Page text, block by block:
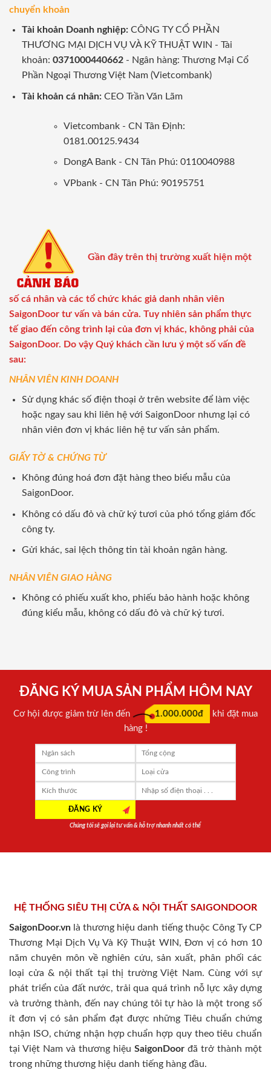
chuyển khoản
Tài khoản Doanh nghiệp:CÔNG TY CỔ PHẦN
THƯƠNG MẠI DỊCH VỤ VÀ KỸ THUẬT WIN - Tài
khoản: 0371000440662- Ngân hàng: Thương Mại Cổ
Phần Ngoại Thương Việt Nam (Vietcombank)
Tài khoản cá nhân: CEO Trần Văn Lãm
Vietcombank - CN Tân Định:
0181.00125.9434
DongA Bank - CN Tân Phú: 0110040988
VPbank - CN Tân Phú: 90195751
Gần đây trên thị trường xuất hiện một
số cá nhân và các tổ chức khác giả danh nhân viên
SaigonDoor tư vấn và bán cửa. Tuy nhiên sản phẩm thực
tế giao đến công trình lại của đơn vị khác, không phải của
SaigonDoor. Do vậy Quý khách cần lưu ý một số vấn đề
sau:
NHÂN VIÊN KINH DOANH
Sử dụng khác số điện thoại ở trên website để làm việc
hoặc ngay sau khi liên hệ với SaigonDoor nhưng lại có
nhân viên đơn vị khác liên hệ tư vấn sản phẩm.
GIẤY TỜ & CHỨNG TỪ
Không đúng hoá đơn đặt hàng theo biểu mẫu của
SaigonDoor.
Không có dấu đỏ và chữ ký tươi của phó tổng giám đốc
công ty.
Gửi khác, sai lệch thông tin tài khoản ngân hàng.
NHÂN VIÊN GIAO HÀNG
Không có phiếu xuất kho, phiếu bảo hành hoặc không
đúng kiểu mẫu, không có dấu đỏ và chữ ký tươi.
ĐĂNG KÝ MUA SẢN PHẨM HÔM NAY
Cơ hội được giảm trừ lên đến 1.000.000đ
khi đặt mua
hàng !
Chúng tôi sẽ gọi lại tư vấn & hỗ trợ nhanh nhất có thể
HỆ THỐNG SIÊU THỊ CỬA & NỘI THẤT SAIGONDOOR
SaigonDoor.vn là thương hiệu danh tiếng thuộc Công Ty CP
Thương Mại Dịch Vụ Và Kỹ Thuật WIN, Đơn vị có hơn 10
năm chuyên môn về nghiên cứu, sản xuất, phân phối các
loại cửa & nội thất tại thị trường Việt Nam. Cùng với sự
phát triển của đất nước, trải qua quá trình nỗ lực xây dựng
và trưởng thành, đến nay chúng tôi tự hào là một trong số
ít đơn vị có sản phẩm đạt được những Tiêu chuẩn chứng
nhận ISO, chứng nhận hợp chuẩn hợp quy theo tiêu chuẩn
tại Việt Nam và thương hiệu SaigonDoor đã trở thành một
trong những thương hiệu danh tiếng hàng đầu.